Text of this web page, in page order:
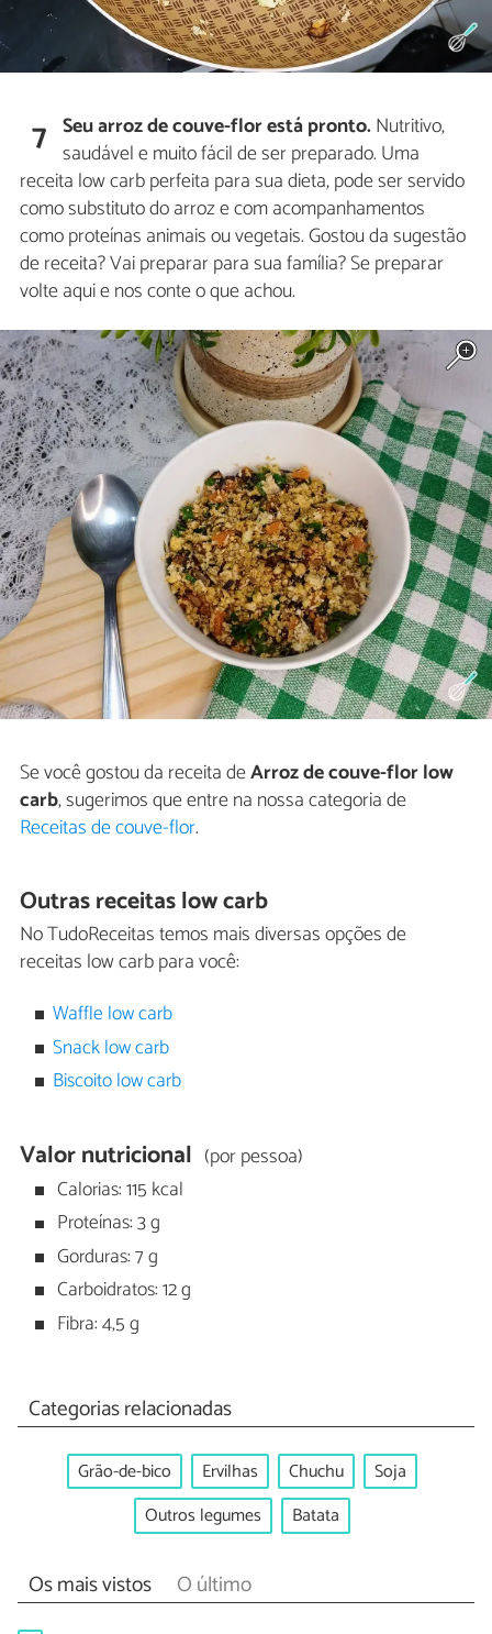
7 Seu arroz de couve-flor está pronto.Nutritivo,
saudável e muito fácil de ser preparado. Uma
receita low carb perfeita para sua dieta, pode ser servido
como substituto do arroz e com acompanhamentos
como proteínas animais ou vegetais. Gostou da sugestão
de receita? Vai preparar para sua família? Se preparar
volte aqui e nos conte o que achou.
Se você gostou da receita deArroz de couve-flor low
carb, sugerimos que entre na nossa categoria de
Receitas de couve-flor.
Outras receitas low carb
No TudoReceitas temos mais diversas opções de
receitas low carb para você:
Waffle low carb
Snack low carb
Biscoito low carb
Valor nutricional (por pessoa)
Calorias: 115 kcal
Proteínas: 3 g
Gorduras: 7 g
Carboidratos: 12 g
Fibra: 4,5 g
Categorias relacionadas
Grão-de-bico Ervilhas Chuchu
Soja
Outros legumes
Batata
Os mais vistos O último